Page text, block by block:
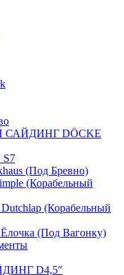
DÖCKE
S7
(Под Бревно)
(Корабельный
(Корабельный
(Под Вагонку)
D4,5″